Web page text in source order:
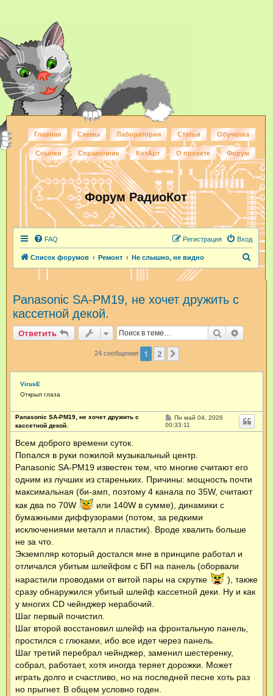
Главная Схемы Лаборатория Статьи Обучалка
Ссылки Справочник КотАрт О проекте Форум
Форум РадиоКот
FAQ Вход
Регистрация
Список форумов Ремонт Не слышно, не видно
Panasonic SA-PM19, не хочет дружить с
кассетной декой.
Ответить Поиск
24 сообщения 1 2
VirusE
Открыл глаза
Panasonic SA-PM19, не хочет дружить с
кассетной декой.
С
о
о
е
и
Пн май 04, 2026
00:33:11
Всем доброго времени суток.
Попался в руки пожилой музыкальный центр.
Panasonic SA-PM19 известен тем, что многие считают его
одним из лучших из стареньких. Причины: мощность почти
максимальная (би-амп, поэтому 4 канала по 35W, считают
как два по 70W
или 140W в сумме), динамики с
бумажными диффузорами (потом, за редкими
исключениями металл и пластик). Вроде хвалить больше
не за что.
Экземпляр который достался мне в принципе работал и
отличался убитым шлейфом с БП на панель (оборвали
нарастили проводами от витой пары на скрутке
), также
сразу обнаружился убитый шлейф кассетной деки. Ну и как
у многих CD чейнджер нерабочий.
Шаг первый почистил.
Шаг второй восстановил шлейф на фронтальную панель,
простился с глюками, ибо все идет через панель.
Шаг третий перебрал чейнджер, заменил шестеренку,
собрал, работает, хотя иногда теряет дорожки. Может
играть долго и счастливо, но на последней песне хоть раз
но прыгнет. В общем условно годен.